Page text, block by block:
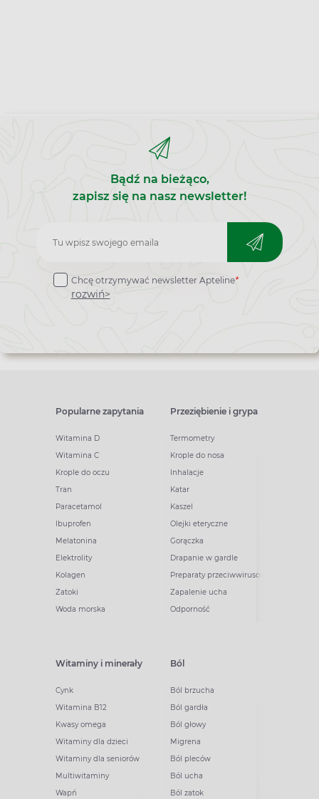
Bądź na bieżąco,
zapisz się na nasz newsletter!
Zapisz
do
newslettera
Chcę otrzymywać newsletter Apteline*
rozwiń>
Popularne zapytania
Witamina D
Witamina C
Krople do oczu
Tran
Paracetamol
Ibuprofen
Melatonina
Elektrolity
Kolagen
Zatoki
Woda morska
Przeziębienie i grypa
Termometry
Krople do nosa
Inhalacje
Katar
Kaszel
Olejki eteryczne
Gorączka
Drapanie w gardle
Preparaty przeciwwirusowe
Zapalenie ucha
Odporność
Witaminy i minerały
Cynk
Witamina B12
Kwasy omega
Witaminy dla dzieci
Witaminy dla seniorów
Multiwitaminy
Wapń
Ból
Ból brzucha
Ból gardła
Ból głowy
Migrena
Ból pleców
Ból ucha
Ból zatok